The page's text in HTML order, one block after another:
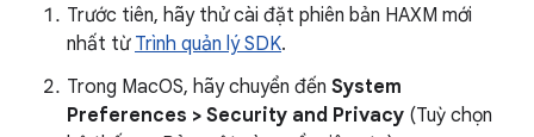
Trước tiên, hãy thử cài đặt phiên bản HAXM mới
nhất từ Trình quản lý SDK.
Trong MacOS, hãy chuyển đến System
Preferences > Security and Privacy (Tuỳ chọn